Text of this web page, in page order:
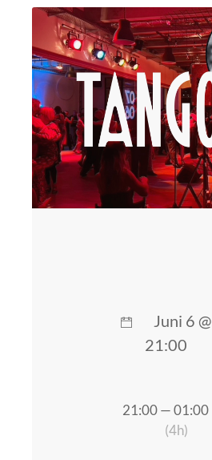
Juni 6 @
21:00
21:00 — 01:00
(4h)